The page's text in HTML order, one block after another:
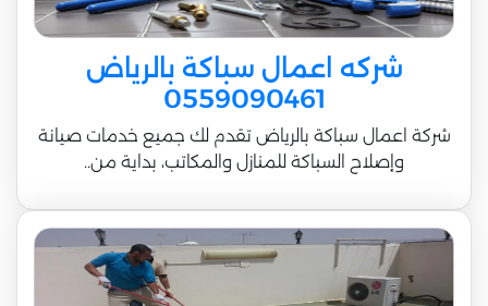
شركه اعمال سباكة بالرياض
0559090461
شركة اعمال سباكة بالرياض تقدم لك جميع خدمات صيانة
وإصلاح السباكة للمنازل والمكاتب، بداية من..